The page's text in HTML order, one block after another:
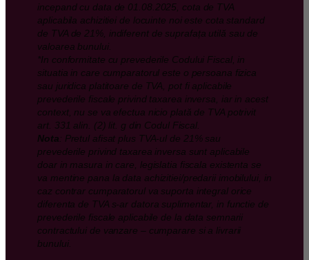
incepand cu data de 01.08.2025, cota de TVA
aplicabila achizitiei de locuinte noi este cota standard
de TVA de 21%, indiferent de suprafața utilă sau de
valoarea bunului.
*In conformitate cu prevederile Codului Fiscal, in
situatia in care cumparatorul este o persoana fizica
sau juridica platitoare de TVA, pot fi aplicabile
prevederile fiscale privind taxarea inversa, iar in acest
context, nu se va efectua nicio plată de TVA potrivit
art. 331 alin. (2) lit. g din Codul Fiscal.
Nota: Pretul afisat plus TVA-ul de 21% sau
prevederile privind taxarea inversa sunt aplicabile
doar in masura in care, legislatia fiscala existenta se
va mentine pana la data achizitiei/predarii imobilului, in
caz contrar cumparatorul va suporta integral orice
diferenta de TVA s-ar datora suplimentar, in functie de
prevederile fiscale aplicabile de la data semnarii
contractului de vanzare – cumparare si a livrarii
bunului.